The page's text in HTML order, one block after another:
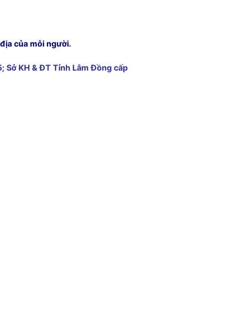
của mỗi người.
Sở KH & ĐT Tỉnh Lâm Đồng cấp